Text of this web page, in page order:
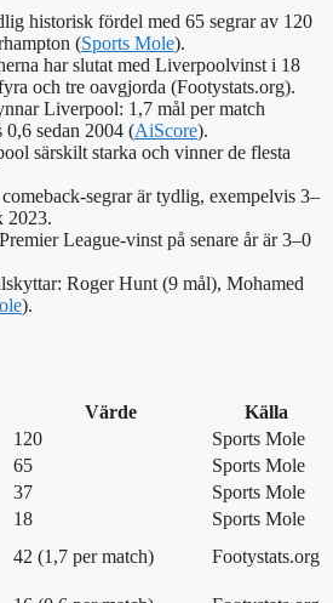
historisk fördel med 65 segrar av 120
(Sports Mole).
har slutat med Liverpoolvinst i 18
och tre oavgjorda (Footystats.org).
Liverpool: 1,7 mål per match
sedan 2004 (AiScore).
särskilt starka och vinner de flesta
segrar är tydlig, exempelvis 3–
2023.
League-vinst på senare år är 3–0
Roger Hunt (9 mål), Mohamed
).
Värde
Källa
120
Sports Mole
65
Sports Mole
37
Sports Mole
18
Sports Mole
42 (1,7 per match)
Footystats.org